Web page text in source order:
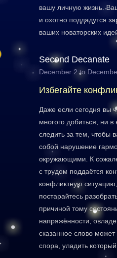
вашу личную жизнь.
и охотно поддадутся
ваших новаторских
Second Decanate
December 2 to
Избегайте
Даже если сегодня вы
многого добиться, ни
следить за тем, чтобы
собой нарушение
окружающими. К
с трудом поддаётся
конфликтную
постарайтесь
причиной тому
напряжённости,
сказанное слово
спора, уладить